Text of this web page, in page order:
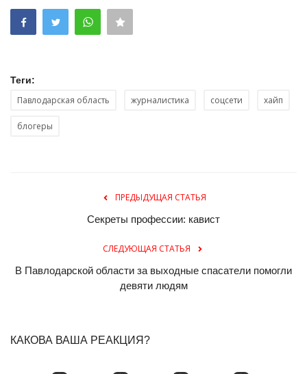
Теги:
Павлодарская область журналистика соцсети хайп
блогеры
ПРЕДЫДУЩАЯ СТАТЬЯ
Секреты профессии: кавист
СЛЕДУЮЩАЯ СТАТЬЯ
В Павлодарской области за выходные спасатели помогли
девяти людям
КАКОВА ВАША РЕАКЦИЯ?